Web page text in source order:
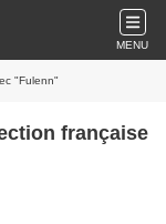
MENU
"Fulenn"
française